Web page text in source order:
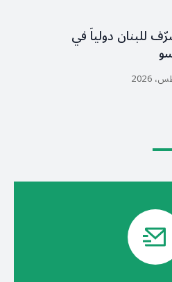
للبنان دولياً في